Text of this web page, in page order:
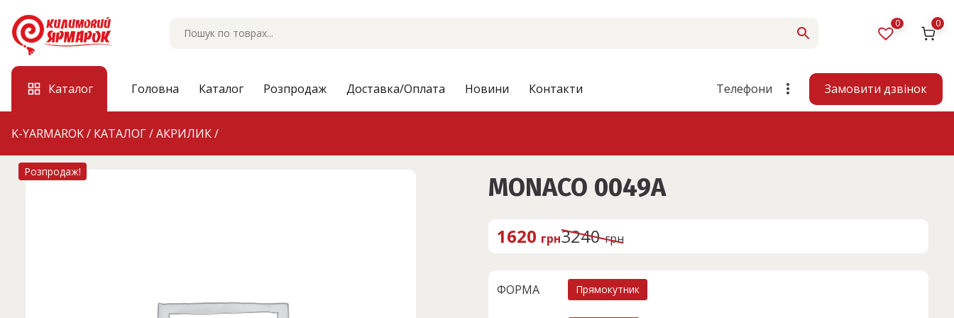
content
0 0
Каталог Головна Каталог Розпродаж Доставка/Оплата Новини Контакти Телефони Замовити дзвінок
K-YARMAROK/ КАТАЛОГ/АКРИЛИК/
Розпродаж!
MONACO 0049A
3240грн
О
г
1620 грн
П
о
ФОРМА Прямокутник